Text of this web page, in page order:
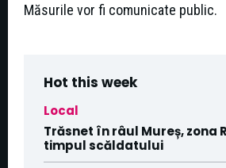
Măsurile vor fi comunicate public.
Hot this week
Local
Trăsnet în râul Mureș, zona
timpul scăldatului